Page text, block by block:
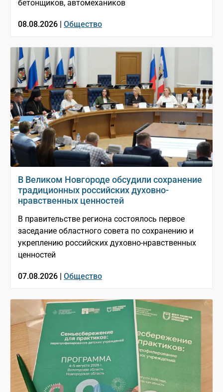
бетонщиков, автомехаников
08.08.2026 | Общество
В Великом Новгороде обсудили сохранение
традиционных российских духовно-
нравственных ценностей
В правительстве региона состоялось первое
заседание областного совета по сохранению и
укреплению российских духовно-нравственных
ценностей
07.08.2026 | Общество